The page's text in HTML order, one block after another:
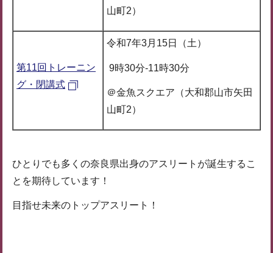
山町2）
第11回トレーニン
グ・閉講式
令和7年3月15日（土）
9時30分-11時30分
＠金魚スクエア（大和郡山市矢田
山町2）
ひとりでも多くの奈良県出身のアスリートが誕生するこ
とを期待しています！
目指せ未来のトップアスリート！